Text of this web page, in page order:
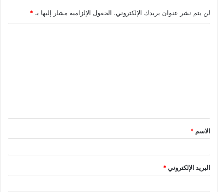
لن يتم نشر عنوان بريدك الإلكتروني. الحقول الإلزامية مشار إليها بـ *
الاسم *
البريد الإلكتروني*